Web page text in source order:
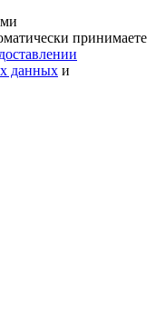
принимаете
данных и